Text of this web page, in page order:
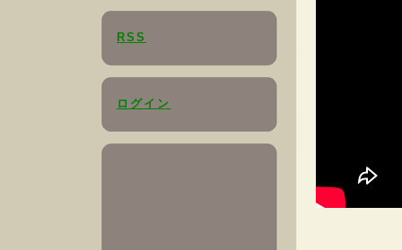
RSS
ログイン